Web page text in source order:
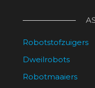
Robotstofzuigers
Dweilrobots
Robotmaaiers